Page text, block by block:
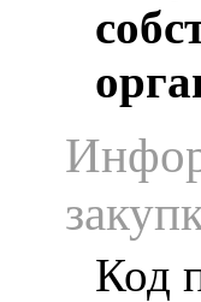
Код